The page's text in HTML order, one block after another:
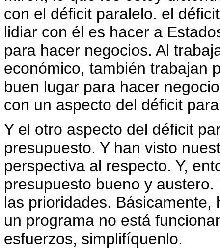
con el déficit paralelo. el
lidiar con él es hacer a
para hacer negocios. Al
económico, también trabajan
buen lugar para hacer
con un aspecto del déficit
Y el otro aspecto del déficit
presupuesto. Y han visto
perspectiva al respecto. Y,
presupuesto bueno y
las prioridades.
un programa no está
esfuerzos, simplifíquenlo.